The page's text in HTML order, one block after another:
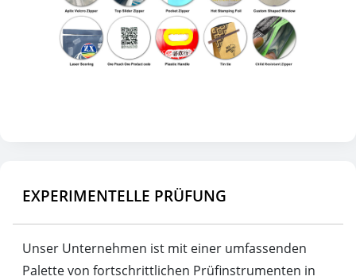
EXPERIMENTELLE PRÜFUNG
Unser Unternehmen ist mit einer umfassenden
Palette von fortschrittlichen Prüfinstrumenten in